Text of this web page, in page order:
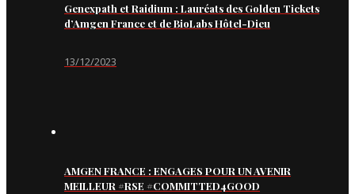
Genexpath et Raidium : Lauréats des Golden Tickets
d’Amgen France et de BioLabs Hôtel-Dieu
13/12/2023
AMGEN FRANCE : ENGAGES POUR UN AVENIR
MEILLEUR #RSE #COMMITTED4GOOD